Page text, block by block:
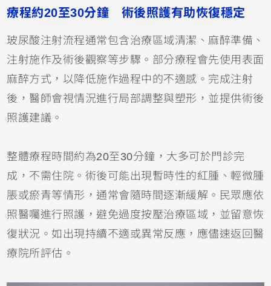
療程約20至30分鐘 術後照護有助恢復穩定
玻尿酸注射流程通常包含治療區域清潔、麻醉準備、
注射施作及術後觀察等步驟。部分療程會先使用表面
麻醉方式，以降低施作過程中的不適感。完成注射
後，醫師會視情況進行局部調整與塑形，並提供術後
照護建議。
整體療程時間約為20至30分鐘，大多可於門診完
成，不需住院。術後可能出現暫時性的紅腫、輕微腫
脹或瘀青等情形，通常會隨時間逐漸緩解。民眾應依
照醫囑進行照護，避免過度按壓治療區域，並留意恢
復狀況。如出現持續不適或異常反應，應儘速返回醫
療院所評估。